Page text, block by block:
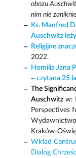
obozu
nim nie
Ks. Manfred
Auschwitz
Religijne
2022.
Homilia Jana
– czytana 25
The
Auschwitzw:
Perspectives
Kraków-
Wkład
Dialog